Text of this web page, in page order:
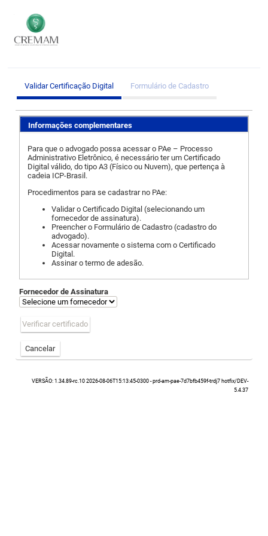
Validar Certificação Digital Formulário de Cadastro
Informações complementares
Para que o advogado possa acessar o PAe – Processo
Administrativo Eletrônico, é necessário ter um Certificado
Digital válido, do tipo A3 (Físico ou Nuvem), que pertença à
cadeia ICP-Brasil.
Procedimentos para se cadastrar no PAe:
Validar o Certificado Digital (selecionando um
fornecedor de assinatura).
Preencher o Formulário de Cadastro (cadastro do
advogado).
Acessar novamente o sistema com o Certificado
Digital.
Assinar o termo de adesão.
Fornecedor de Assinatura
Verificar certificado
Cancelar
VERSÃO: 1.34.89-rc.10 2026-08-06T15:13:45-0300 - prd-am-pae-7d7bfb459f-trdj7 hotfix/DEV-
5.4.37